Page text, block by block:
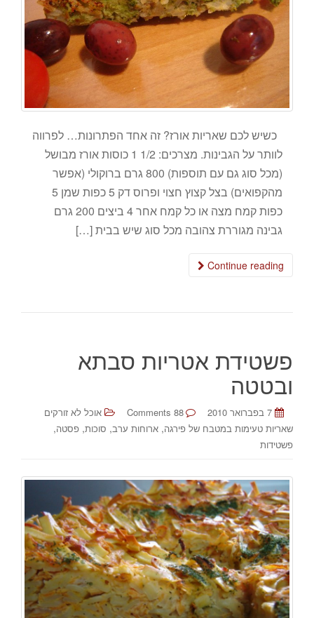
כשיש לכם שאריות אורז? זה אחד הפתרונות… לפרווה
לוותר על הגבינות. מצרכים: 1/2 1 כוסות אורז מבושל
(מכל סוג גם עם תוספות) 800 גרם ברוקולי (אפשר
מהקפואים) בצל קצוץ חצוי ופרוס דק 5 כפות שמן 5
כפות קמח מצה או כל קמח אחר 4 ביצים 200 גרם
גבינה מגוררת צהובה מכל סוג שיש בבית […]
Continue reading
פשטידת אטריות סבתא
ובטטה
7 בפברואר 2010 88 Comments
אוכל לא זורקים
שאריות טעימות במטבח של פירגה, ארוחות ערב, סוכות, פסטה,
פשטידות